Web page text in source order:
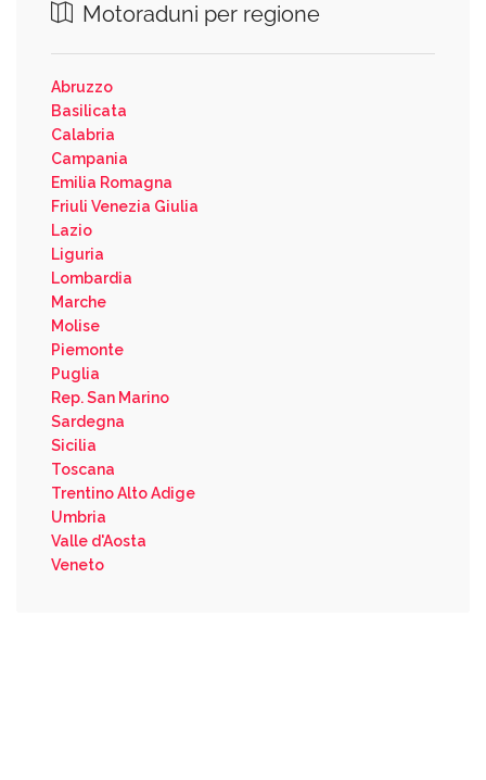
Motoraduni per regione
Abruzzo
Basilicata
Calabria
Campania
Emilia Romagna
Friuli Venezia Giulia
Lazio
Liguria
Lombardia
Marche
Molise
Piemonte
Puglia
Rep. San Marino
Sardegna
Sicilia
Toscana
Trentino Alto Adige
Umbria
Valle d'Aosta
Veneto